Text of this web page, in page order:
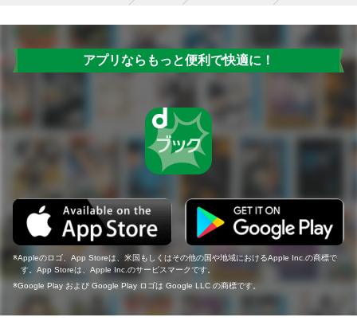
アプリならもっと便利で快適に！
Appleのロゴ、App Storeは、米国もしくはその他の国や地域におけるApple Inc.の商標で
す。App Storeは、Apple Inc.のサービスマークです。
Google Play および Google Play ロゴは Google LLC の商標です。